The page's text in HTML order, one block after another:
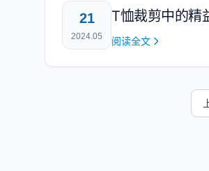
21
2024.05
T恤裁剪中的精
阅读全文